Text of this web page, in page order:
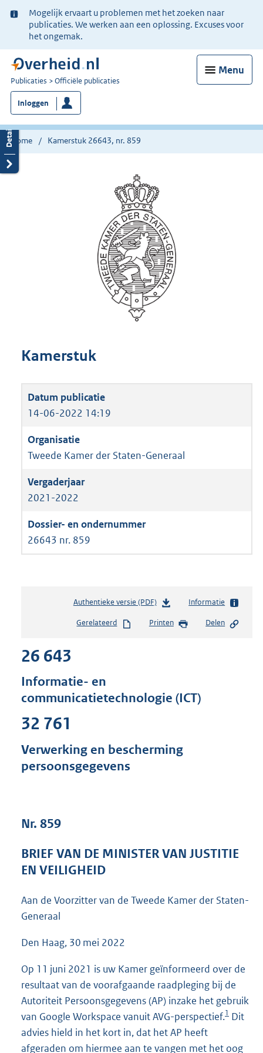
Ter
informatie:
Mogelijk ervaart u problemen met het zoeken naar
publicaties. We werken aan een oplossing. Excuses voor
het ongemak.
Menu
U
bent
nu
hier:
Publicaties Officiële publicaties
Inloggen
Home Kamerstuk 26643, nr. 859
Kamerstuk
14-06-2022 14:19
Tweede Kamer der Staten-Generaal
2021-2022
26643 nr. 859
Authentieke versie (PDF)b
s
g
t
Informatie
Gerelateerd Printen Delen
26 643
Informatie- en
communicatietechnologie (ICT)
32 761
Verwerking en bescherming
persoonsgegevens
Nr. 859
BRIEF VAN DE MINISTER VAN JUSTITIE
EN VEILIGHEID
Aan de Voorzitter van de Tweede Kamer der Staten-
Generaal
Den Haag, 30 mei 2022
Op 11 juni 2021 is uw Kamer geïnformeerd over de
resultaat van de voorafgaande raadpleging bij de
Autoriteit Persoonsgegevens (AP) inzake het gebruik
van Google Workspace vanuit AVG-perspectief.1 Dit
advies hield in het kort in, dat het AP heeft
afgeraden om hiermee aan te vangen met het oog